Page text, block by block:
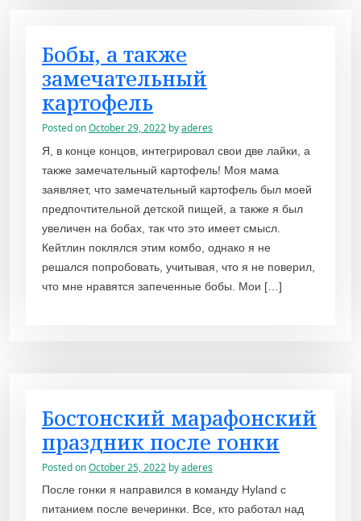
Бобы, а также
замечательный
картофель
Posted onOctober 29, 2022 byaderes
Я, в конце концов, интегрировал свои две лайки, а
также замечательный картофель! Моя мама
заявляет, что замечательный картофель был моей
предпочтительной детской пищей, а также я был
увеличен на бобах, так что это имеет смысл.
Кейтлин поклялся этим комбо, однако я не
решался попробовать, учитывая, что я не поверил,
что мне нравятся запеченные бобы. Мои […]
Бостонский марафонский
праздник после гонки
Posted onOctober 25, 2022 byaderes
После гонки я направился в команду Hyland с
питанием после вечеринки. Все, кто работал над